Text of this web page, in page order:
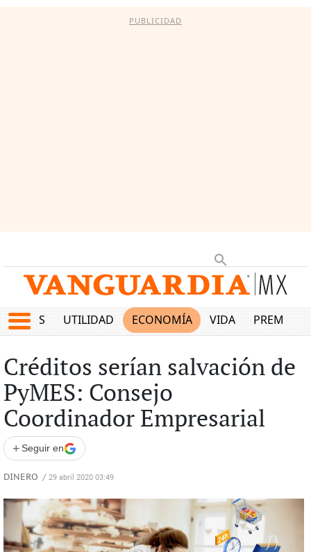
PUBLICIDAD
UTILIDAD ECONOMÍA VIDA PREMIUM
Créditos serían salvación de
PyMES: Consejo
Coordinador Empresarial
+ Seguir en
DINERO / 29 abril 2020 03:49